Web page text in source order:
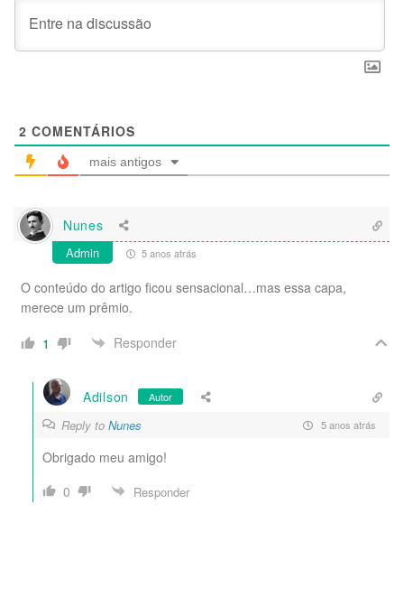
2 COMENTÁRIOS
mais antigos
Nunes
Admin 5 anos atrás
O conteúdo do artigo ficou sensacional…mas essa capa,
merece um prêmio.
1
Responder
Adilson Autor
Reply to Nunes 5 anos atrás
Obrigado meu amigo!
0
Responder